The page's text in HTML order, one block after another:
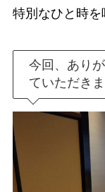
特別なひと時を
今回、あり
ていただき